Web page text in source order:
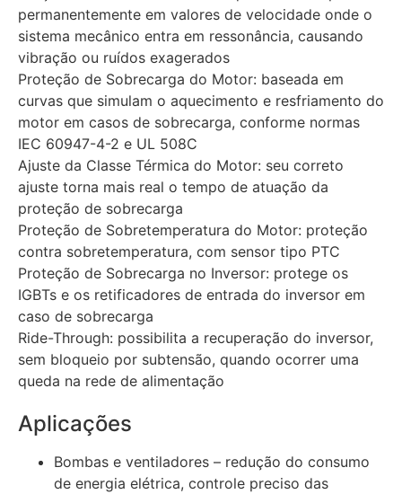
permanentemente em valores de velocidade onde o
sistema mecânico entra em ressonância, causando
vibração ou ruídos exagerados
Proteção de Sobrecarga do Motor: baseada em
curvas que simulam o aquecimento e resfriamento do
motor em casos de sobrecarga, conforme normas
IEC 60947-4-2 e UL 508C
Ajuste da Classe Térmica do Motor: seu correto
ajuste torna mais real o tempo de atuação da
proteção de sobrecarga
Proteção de Sobretemperatura do Motor: proteção
contra sobretemperatura, com sensor tipo PTC
Proteção de Sobrecarga no Inversor: protege os
IGBTs e os retificadores de entrada do inversor em
caso de sobrecarga
Ride-Through: possibilita a recuperação do inversor,
sem bloqueio por subtensão, quando ocorrer uma
queda na rede de alimentação
Aplicações
Bombas e ventiladores – redução do consumo
de energia elétrica, controle preciso das